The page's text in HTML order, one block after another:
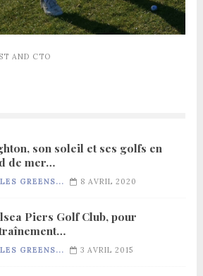
AND CTO
son soleil et ses golfs en
de mer…
GREENS... 8 AVRIL 2020
Piers Golf Club, pour
GREENS... 3 AVRIL 2015